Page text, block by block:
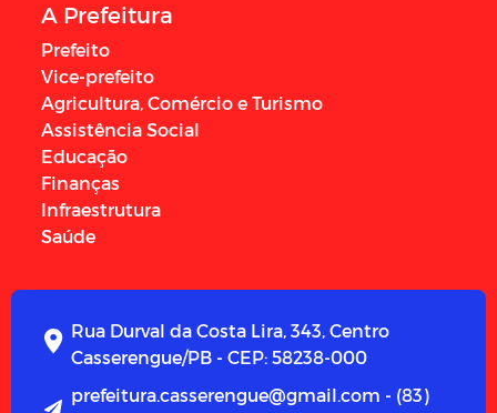
A Prefeitura
Prefeito
Vice-prefeito
Agricultura, Comércio e Turismo
Assistência Social
Educação
Finanças
Infraestrutura
Saúde
Rua Durval da Costa Lira, 343, Centro
Casserengue/PB - CEP: 58238-000
prefeitura.casserengue@gmail.com - (83)